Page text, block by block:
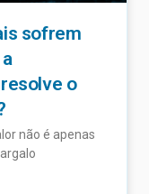
sofrem
o
não é apenas